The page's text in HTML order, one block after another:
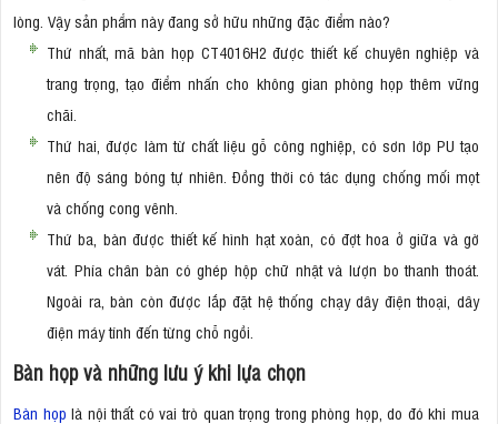
lòng. Vậy sản phẩm này đang sở hữu những đặc điểm nào?
Thứ nhất, mã bàn họp CT4016H2 được thiết kế chuyên nghiệp và
trang trọng, tạo điểm nhấn cho không gian phòng họp thêm vững
chãi.
Thứ hai, được làm từ chất liệu gỗ công nghiệp, có sơn lớp PU tạo
nên độ sáng bóng tự nhiên. Đồng thời có tác dụng chống mối mọt
và chống cong vênh.
Thứ ba, bàn được thiết kế hình hạt xoàn, có đợt hoa ở giữa và gờ
vát. Phía chân bàn có ghép hộp chữ nhật và lượn bo thanh thoát.
Ngoài ra, bàn còn được lắp đặt hệ thống chạy dây điện thoại, dây
điện máy tính đến từng chỗ ngồi.
Bàn họp và những lưu ý khi lựa chọn
Bàn họp là nội thất có vai trò quan trọng trong phòng họp, do đó khi mua